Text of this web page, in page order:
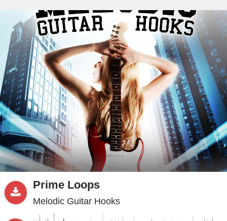
SamplePRO.ru
beta
Prime Loops
Melodic Guitar Hooks